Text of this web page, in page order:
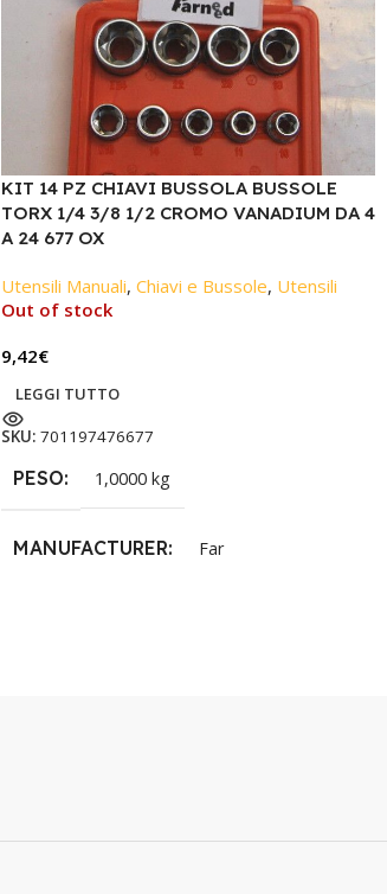
KIT 14 PZ CHIAVI BUSSOLA BUSSOLE
TORX 1/4 3/8 1/2 CROMO VANADIUM DA 4
A 24 677 OX
Utensili Manuali, Chiavi e Bussole, Utensili
Out of stock
9,42€
LEGGI TUTTO
SKU: 701197476677
PESO 1,0000 kg
MANUFACTURER Far